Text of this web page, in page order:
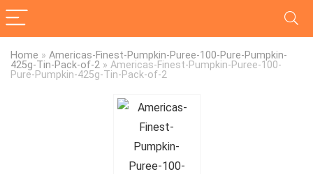
Home » Americas-Finest-Pumpkin-Puree-100-Pure-Pumpkin-
425g-Tin-Pack-of-2 » Americas-Finest-Pumpkin-Puree-100-
Pure-Pumpkin-425g-Tin-Pack-of-2